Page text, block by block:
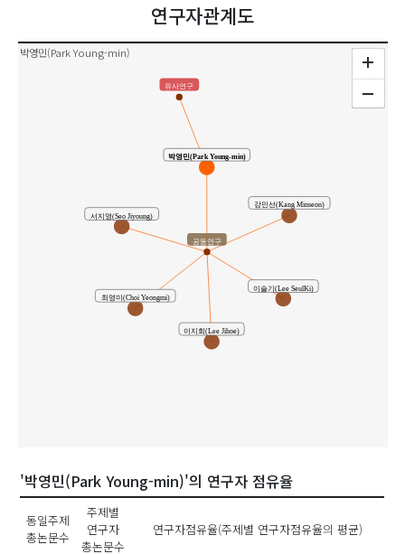
연구자관계도
박영민(Park Young-min)
강민선(Kang Minseon)
서지영(Seo Jiyoung)
이슬기(Lee SeulKi)
최영미(Choi Yeongmi)
이지회(Lee Jihoe)
박영민(Park Young-min)
공동연구
유사연구
'박영민(Park Young-min)'의 연구자 점유율
동일주제
총논문수
주제별
연구자
총논문수
연구자점유율(주제별 연구자점유율의 평균)